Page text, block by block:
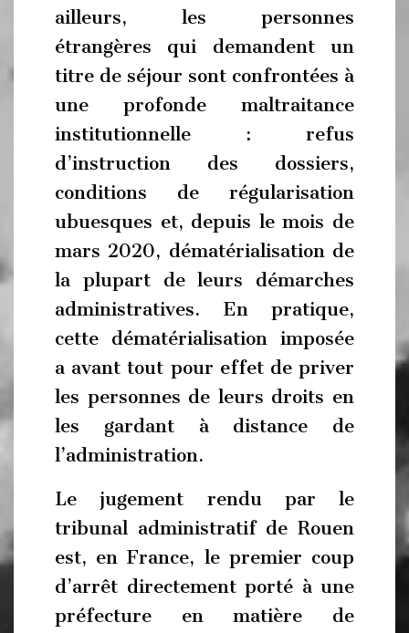
ailleurs, les personnes
étrangères qui demandent un
titre de séjour sont confrontées à
une profonde maltraitance
institutionnelle : refus
d’instruction des dossiers,
conditions de régularisation
ubuesques et, depuis le mois de
mars 2020, dématérialisation de
la plupart de leurs démarches
administratives. En pratique,
cette dématérialisation imposée
a avant tout pour effet de priver
les personnes de leurs droits en
les gardant à distance de
l’administration.
Le jugement rendu par le
tribunal administratif de Rouen
est, en France, le premier coup
d’arrêt directement porté à une
préfecture en matière de